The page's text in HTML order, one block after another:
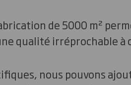
de 5000 m²
qualité irréprochable à
nous pouvons